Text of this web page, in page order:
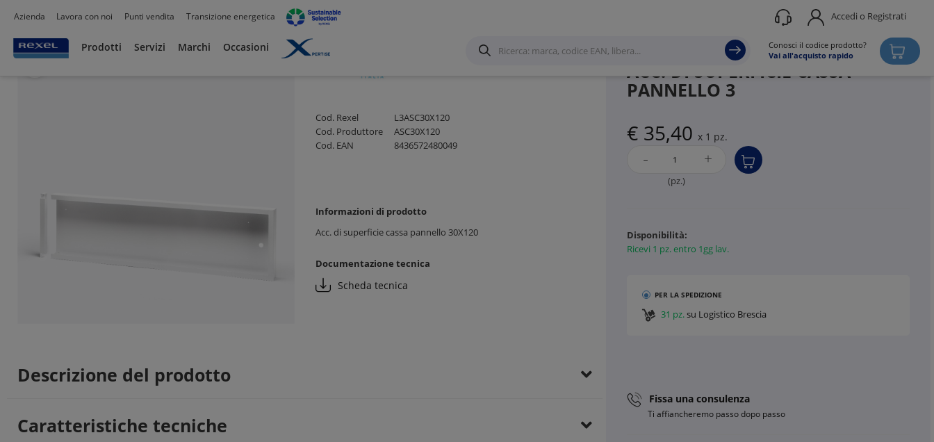
Azienda Lavora con noi Punti vendita Transizione energetica Accedi o Registrati
Prodotti Servizi Marchi Occasioni
Conosci il codice prodotto?
Vai all'acquisto rapido
/
Cod. Rexel
L3ASC30X120
Cod. Produttore
ASC30X120
Cod. EAN
8436572480049
Informazioni di prodotto
Acc. di superficie cassa pannello 30X120
Documentazione tecnica
Scheda tecnica
Descrizione del prodotto
Caratteristiche tecniche
ACC. DI SUPERFICIE CASSA
PANNELLO 3
€ 35,40x 1 pz.
- +
(pz.)
Disponibilità:
Ricevi 1 pz. entro 1gg lav.
PER LA SPEDIZIONE
31 pz.su Logistico Brescia
Fissa una consulenza
Ti affiancheremo passo dopo passo